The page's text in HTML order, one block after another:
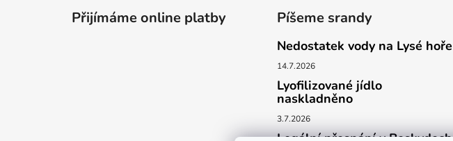
Přijímáme online platby Píšeme srandy
Nedostatek vody na Lysé hoře
14.7.2026
Lyofilizované jídlo
naskladněno
3.7.2026